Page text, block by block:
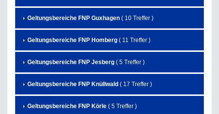
Geltungsbereiche FNP Guxhagen ( 10 Treffer )
Geltungsbereiche FNP Homberg ( 11 Treffer )
Geltungsbereiche FNP Jesberg ( 5 Treffer )
Geltungsbereiche FNP Knüllwald ( 17 Treffer )
Geltungsbereiche FNP Körle ( 5 Treffer )